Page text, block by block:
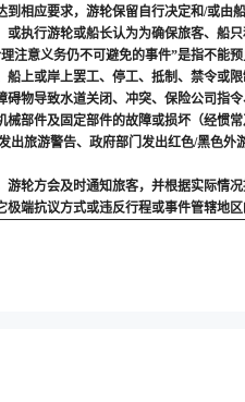
相应要求，游轮保留自行决定和/或由
执行游轮或船长认为为确保旅客、船
注意义务仍不可避免的事件”是指不能
上或岸上罢工、停工、抵制、禁令或
物导致水道关闭、冲突、保险公司指
部件及固定部件的故障或损坏（经惯
出旅游警告、政府部门发出红色/黑色
游轮方会及时通知旅客，并根据实际情
端抗议方式或违反行程或事件管辖地